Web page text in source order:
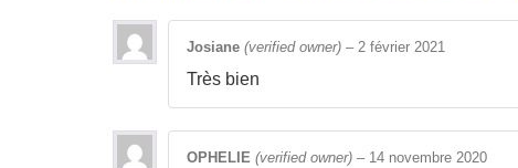
Josiane (verified owner) – 2 février 2021
Très bien
OPHELIE (verified owner) – 14 novembre 2020